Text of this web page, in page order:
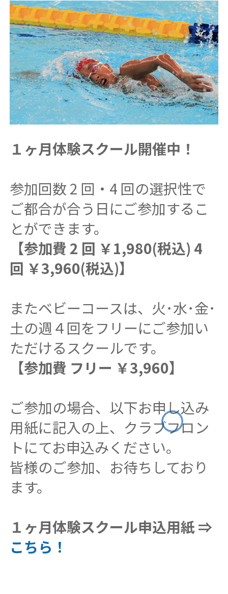
１ヶ月体験スクール開催中！
参加回数 2 回・4 回の選択性で
ご都合が合う日にご参加するこ
とができます。
【参加費 2 回 ￥1,980(税込) 4
回 ￥3,960(税込)】
またベビーコースは、火･水･金･
土の週４回をフリーにご参加い
ただけるスクールです。
【参加費 フリー ￥3,960】
ご参加の場合、以下お申し込み
用紙に記入の上、クラブフロン
トにてお申込みください。
皆様のご参加、お待ちしており
ます。
１ヶ月体験スクール申込用紙 ⇒
こちら！